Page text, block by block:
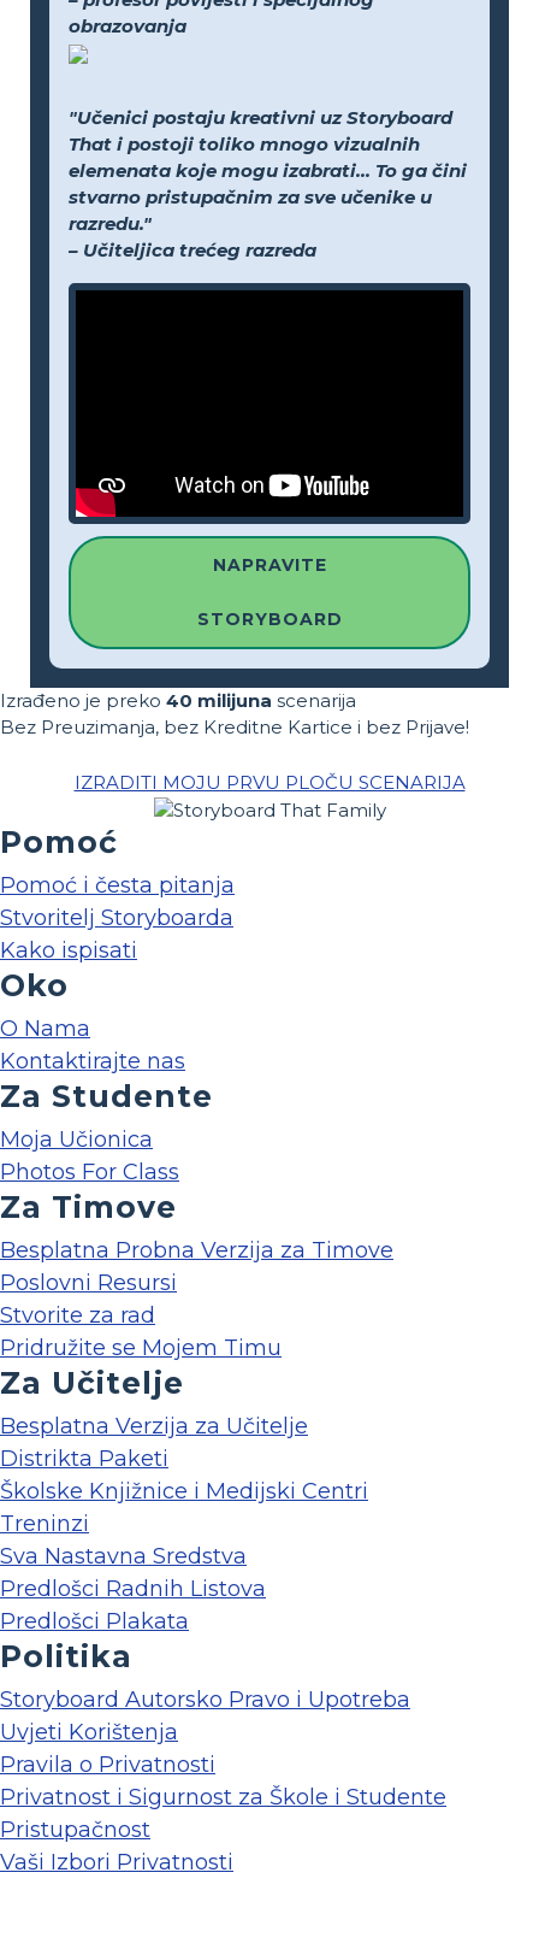
obrazovanja
"Učenici postaju kreativni uz Storyboard
That i postoji toliko mnogo vizualnih
elemenata koje mogu izabrati... To ga čini
stvarno pristupačnim za sve učenike u
razredu."
– Učiteljica trećeg razreda
NAPRAVITE
STORYBOARD
Izrađeno je preko 40 milijuna scenarija
Bez Preuzimanja, bez Kreditne Kartice i bez Prijave!
IZRADITI MOJU PRVU PLOČU SCENARIJA
Pomoć
Pomoć i česta pitanja
Stvoritelj Storyboarda
Kako ispisati
Oko
O Nama
Kontaktirajte nas
Za Studente
Moja Učionica
Photos For Class
Za Timove
Besplatna Probna Verzija za Timove
Poslovni Resursi
Stvorite za rad
Pridružite se Mojem Timu
Za Učitelje
Besplatna Verzija za Učitelje
Distrikta Paketi
Školske Knjižnice i Medijski Centri
Treninzi
Sva Nastavna Sredstva
Predlošci Radnih Listova
Predlošci Plakata
Politika
Storyboard Autorsko Pravo i Upotreba
Uvjeti Korištenja
Pravila o Privatnosti
Privatnost i Sigurnost za Škole i Studente
Pristupačnost
Vaši Izbori Privatnosti